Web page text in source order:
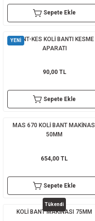
Sepete Ekle
YENİ
BANT-KES KOLİ BANTI KESME
APARATI
90,00 TL
Sepete Ekle
MAS 670 KOLİ BANT MAKİNASI
50MM
654,00 TL
Sepete Ekle
Tükendi
KOLİ BANT MAKİNASI 75MM